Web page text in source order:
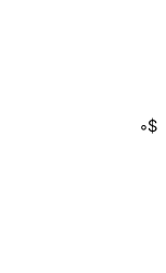
0$